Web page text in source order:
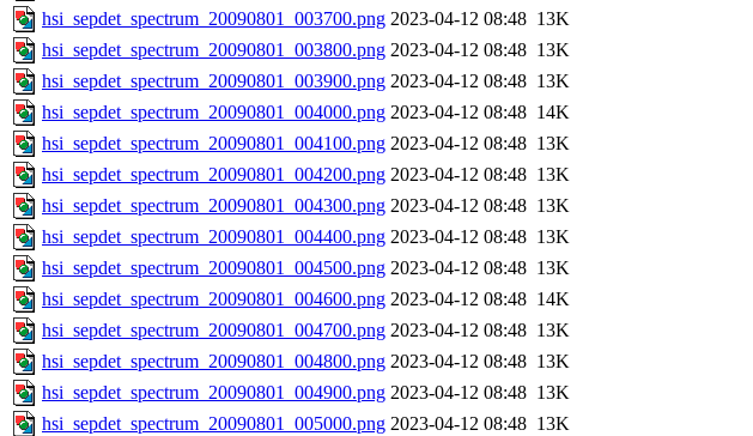
hsi_sepdet_spectrum_20090801_003700.png 2023-04-12 08:48 13K
hsi_sepdet_spectrum_20090801_003800.png 2023-04-12 08:48 13K
hsi_sepdet_spectrum_20090801_003900.png 2023-04-12 08:48 13K
hsi_sepdet_spectrum_20090801_004000.png 2023-04-12 08:48 14K
hsi_sepdet_spectrum_20090801_004100.png 2023-04-12 08:48 13K
hsi_sepdet_spectrum_20090801_004200.png 2023-04-12 08:48 13K
hsi_sepdet_spectrum_20090801_004300.png 2023-04-12 08:48 13K
hsi_sepdet_spectrum_20090801_004400.png 2023-04-12 08:48 13K
hsi_sepdet_spectrum_20090801_004500.png 2023-04-12 08:48 13K
hsi_sepdet_spectrum_20090801_004600.png 2023-04-12 08:48 14K
hsi_sepdet_spectrum_20090801_004700.png 2023-04-12 08:48 13K
hsi_sepdet_spectrum_20090801_004800.png 2023-04-12 08:48 13K
hsi_sepdet_spectrum_20090801_004900.png 2023-04-12 08:48 13K
hsi_sepdet_spectrum_20090801_005000.png 2023-04-12 08:48 13K